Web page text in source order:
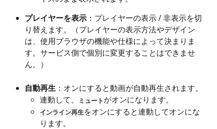
プレイヤーを表示 ：プレイヤーの表示 / 非表示を切
り替えます。（プレイヤーの表示方法やデザイン
は、使用ブラウザの機能や仕様によって決まりま
す。サービス側で個別に変更することはできませ
ん。）
自動再生 ：オンにすると動画が自動再生されます。
連動して、
ミュート がオンになります。
インライン再生 をオンにすると連動してオンにな
ります。